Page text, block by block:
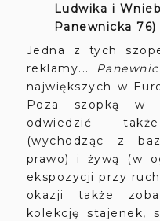
Ludwika i
Panewnicka 76)
Jedna z tych
reklamy...
największych w
Poza szopką w
odwiedzić
(wychodząc z
prawo) i żywą (w
ekspozycji przy
okazji także
kolekcję stajenek,